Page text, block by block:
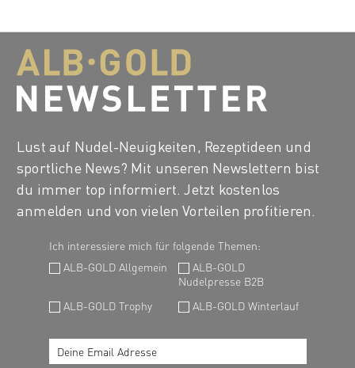
Lust auf Nudel-Neuigkeiten, Rezeptideen und
sportliche News? Mit unseren Newslettern bist
du immer top informiert. Jetzt kostenlos
anmelden und von vielen Vorteilen profitieren.